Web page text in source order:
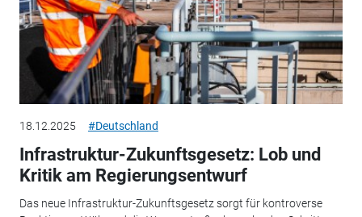
18.12.2025 #Deutschland
Infrastruktur-Zukunftsgesetz: Lob und
Kritik am Regierungsentwurf
Das neue Infrastruktur-Zukunftsgesetz sorgt für kontroverse